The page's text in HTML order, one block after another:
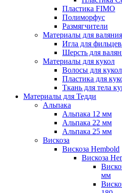
Пластика FIMO
Полиморфус
Размягчители
Материалы для валяния
Игла для
Шерсть для
Материалы для кукол
Волосы для кукол
Пластика для
Ткань для тела
Материалы для Тедди
Альпака
Альпака 12 мм
Альпака 22 мм
Альпака 25 мм
Вискоза
Вискоза Hembold
Вискоза
мм